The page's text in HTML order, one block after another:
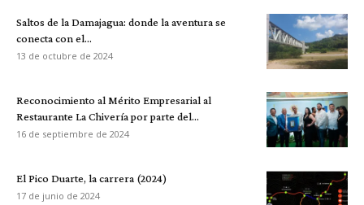
Saltos de la Damajagua: donde la aventura se
conecta con el...
13 de octubre de 2024
Reconocimiento al Mérito Empresarial al
Restaurante La Chivería por parte del...
16 de septiembre de 2024
El Pico Duarte, la carrera (2024)
17 de junio de 2024